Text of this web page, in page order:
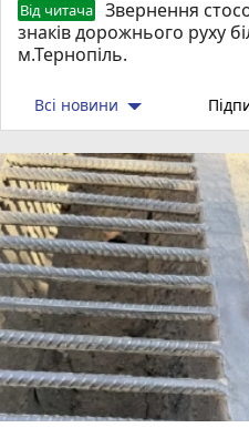
Від читача
Звернення
знаків дорожнього руху
м.Тернопіль.
Всі новини